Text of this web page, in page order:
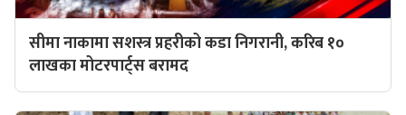
सीमा नाकामा सशस्त्र प्रहरीको कडा निगरानी, करिब १०
लाखका मोटरपार्ट्स बरामद